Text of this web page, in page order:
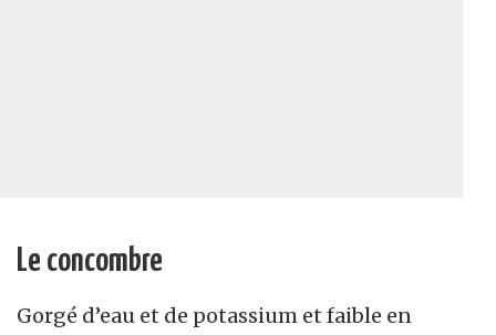
Le concombre
Gorgé d’eau et de potassium et faible en